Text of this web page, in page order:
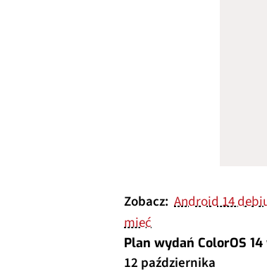
Zobacz: Android 14
mieć
Plan wydań ColorOS
12 października